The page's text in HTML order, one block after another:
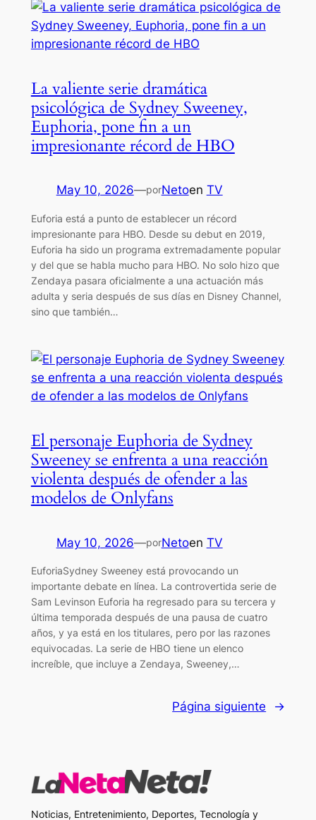
La valiente serie dramática
psicológica de Sydney Sweeney,
Euphoria, pone fin a un
impresionante récord de HBO
May 10, 2026—porNetoen TV
Euforia está a punto de establecer un récord
impresionante para HBO. Desde su debut en 2019,
Euforia ha sido un programa extremadamente popular
y del que se habla mucho para HBO. No solo hizo que
Zendaya pasara oficialmente a una actuación más
adulta y seria después de sus días en Disney Channel,
sino que también…
El personaje Euphoria de Sydney
Sweeney se enfrenta a una reacción
violenta después de ofender a las
modelos de Onlyfans
May 10, 2026—porNetoen TV
EuforiaSydney Sweeney está provocando un
importante debate en línea. La controvertida serie de
Sam Levinson Euforia ha regresado para su tercera y
última temporada después de una pausa de cuatro
años, y ya está en los titulares, pero por las razones
equivocadas. La serie de HBO tiene un elenco
increíble, que incluye a Zendaya, Sweeney,…
Página siguiente →
Noticias, Entretenimiento, Deportes, Tecnología y